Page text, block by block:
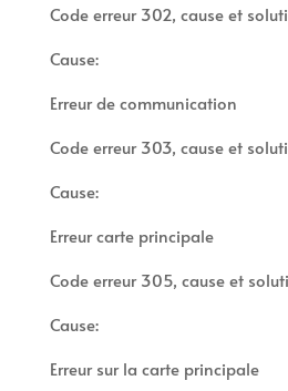
Code erreur 302, cause et
Cause:
Erreur de communication
Code erreur 303, cause et
Cause:
Erreur carte principale
Code erreur 305, cause et
Cause:
Erreur sur la carte principale